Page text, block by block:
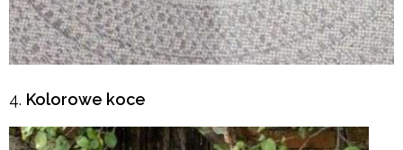
Kolorowe koce